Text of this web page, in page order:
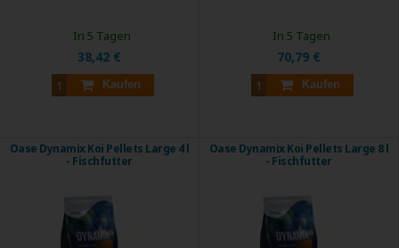
38,42 €
Kaufen
In 5 Tagen
70,79 €
Kaufen
In 5 Tagen
Oase Dynamix Koi Pellets Large 4 l
- Fischfutter
Oase Dynamix Koi Pellets Large 8 l
- Fischfutter